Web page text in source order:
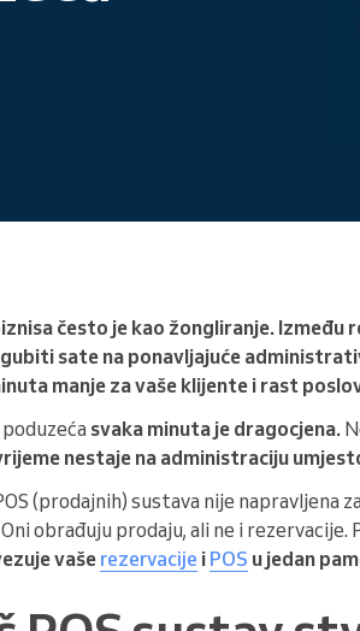
Vodite veliku organizaciju
često je kao žongliranje.
sate na ponavljajuće
manje za vaše klijente i rast
svaka minuta je dragocjena.
nestaje na administraciju
(prodajnih) sustava nije napravljena
Oni obrađuju prodaju, ali ne i
vašerezervacije i POS u jedan